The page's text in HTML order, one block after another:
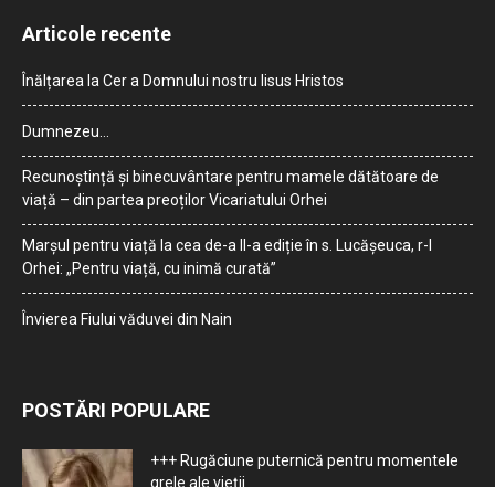
Articole recente
Înălțarea la Cer a Domnului nostru Iisus Hristos
Dumnezeu…
Recunoștință și binecuvântare pentru mamele dătătoare de
viață – din partea preoților Vicariatului Orhei
Marșul pentru viață la cea de-a II-a ediție în s. Lucășeuca, r-l
Orhei: „Pentru viață, cu inimă curată”
Învierea Fiului văduvei din Nain
POSTĂRI POPULARE
+++ Rugăciune puternică pentru momentele
grele ale vieţii